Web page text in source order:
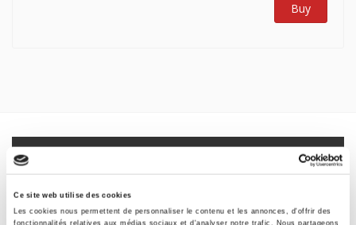
Ce site web utilise des cookies
Les cookies nous permettent de personnaliser le contenu et les annonces, d'offrir des
fonctionnalités relatives aux médias sociaux et d'analyser notre trafic. Nous partageons
Buy
Contents